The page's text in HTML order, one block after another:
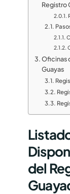
Registro
Oficinas
Guayas
del